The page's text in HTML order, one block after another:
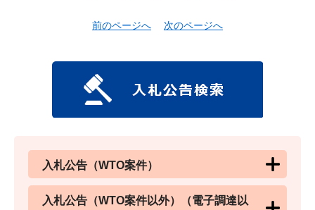
前のページへ 次のページへ
入札公告（WTO案件）
入札公告（WTO案件以外）（電子調達以